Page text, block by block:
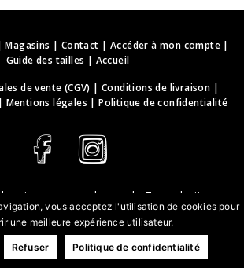
Magasins | Contact | Accéder à mon compte|
Guide des tailles | Accueil
de vente (CGV) |Conditions de livraison |
| Mentions légales |Politique de confidentialité
deguisements-cadeaux.ch
. Tous droits
réservés.
& développement web | webbih.com
vous acceptez l'utilisation de cookies pour
une meilleure expérience utilisateur.
Refuser Politique de confidentialité